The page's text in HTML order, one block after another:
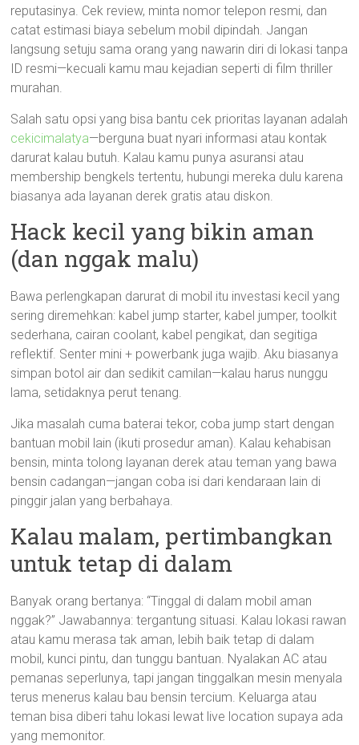
reputasinya. Cek review, minta nomor telepon resmi, dan
catat estimasi biaya sebelum mobil dipindah. Jangan
langsung setuju sama orang yang nawarin diri di lokasi tanpa
ID resmi—kecuali kamu mau kejadian seperti di film thriller
murahan.
Salah satu opsi yang bisa bantu cek prioritas layanan adalah
cekicimalatya—berguna buat nyari informasi atau kontak
darurat kalau butuh. Kalau kamu punya asuransi atau
membership bengkels tertentu, hubungi mereka dulu karena
biasanya ada layanan derek gratis atau diskon.
Hack kecil yang bikin aman
(dan nggak malu)
Bawa perlengkapan darurat di mobil itu investasi kecil yang
sering diremehkan: kabel jump starter, kabel jumper, toolkit
sederhana, cairan coolant, kabel pengikat, dan segitiga
reflektif. Senter mini + powerbank juga wajib. Aku biasanya
simpan botol air dan sedikit camilan—kalau harus nunggu
lama, setidaknya perut tenang.
Jika masalah cuma baterai tekor, coba jump start dengan
bantuan mobil lain (ikuti prosedur aman). Kalau kehabisan
bensin, minta tolong layanan derek atau teman yang bawa
bensin cadangan—jangan coba isi dari kendaraan lain di
pinggir jalan yang berbahaya.
Kalau malam, pertimbangkan
untuk tetap di dalam
Banyak orang bertanya: “Tinggal di dalam mobil aman
nggak?” Jawabannya: tergantung situasi. Kalau lokasi rawan
atau kamu merasa tak aman, lebih baik tetap di dalam
mobil, kunci pintu, dan tunggu bantuan. Nyalakan AC atau
pemanas seperlunya, tapi jangan tinggalkan mesin menyala
terus menerus kalau bau bensin tercium. Keluarga atau
teman bisa diberi tahu lokasi lewat live location supaya ada
yang memonitor.